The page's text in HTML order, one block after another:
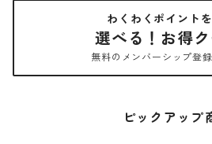
わくわくポイント
選べる！お得
無料のメンバーシップ登
ピックアップ